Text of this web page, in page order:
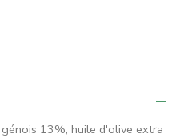
13%, huile d'olive extra